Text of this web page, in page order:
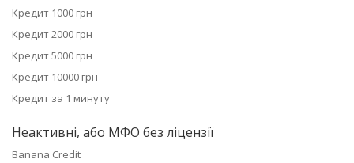
Кредит 1000 грн
Кредит 2000 грн
Кредит 5000 грн
Кредит 10000 грн
Кредит за 1 минуту
Неактивні, або МФО без ліцензії
Banana Credit